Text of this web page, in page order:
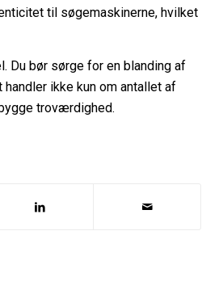
til søgemaskinerne, hvilket
Du bør sørge for en blanding af
ikke kun om antallet af
troværdighed.